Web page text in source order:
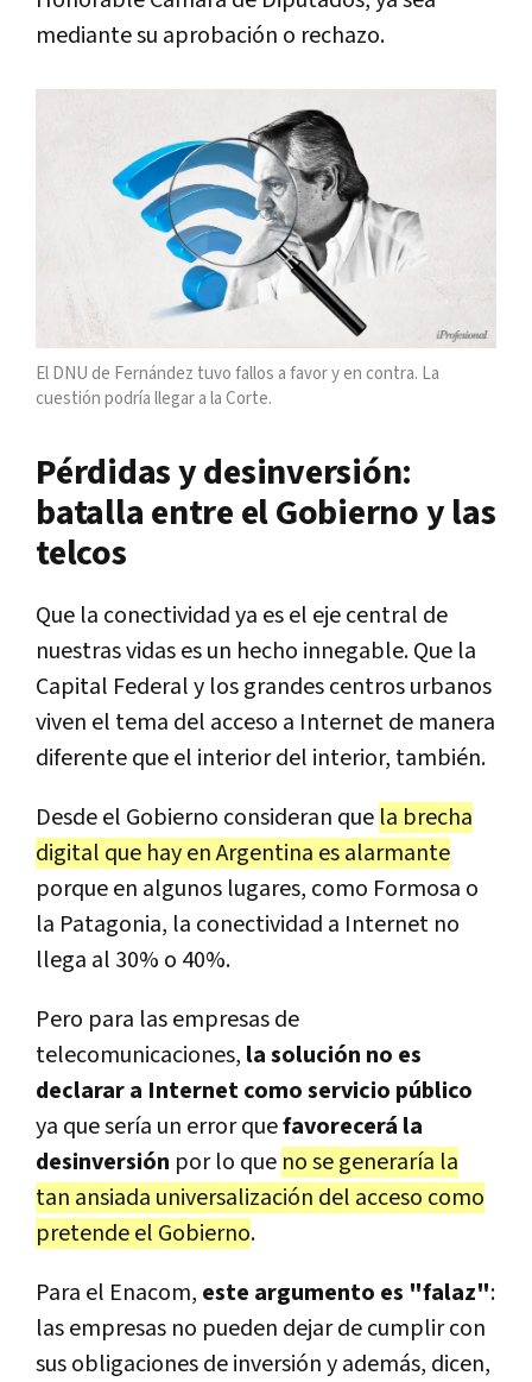
mediante su aprobación o rechazo.
El DNU de Fernández tuvo fallos a favor y en contra. La
cuestión podría llegar a la Corte.
Pérdidas y desinversión:
batalla entre el Gobierno y las
telcos
Que la conectividad ya es el eje central de
nuestras vidas es un hecho innegable. Que la
Capital Federal y los grandes centros urbanos
viven el tema del acceso a Internet de manera
diferente que el interior del interior, también.
Desde el Gobierno consideran que la brecha
digital que hay en Argentina es alarmante
porque en algunos lugares, como Formosa o
la Patagonia, la conectividad a Internet no
llega al 30% o 40%.
Pero para las empresas de
telecomunicaciones, la solución no es
declarar a Internet como servicio público
ya que sería un error quefavorecerá la
desinversión por lo que no se generaría la
tan ansiada universalización del acceso como
pretende el Gobierno.
Para el Enacom, este argumento es "falaz":
las empresas no pueden dejar de cumplir con
sus obligaciones de inversión y además, dicen,